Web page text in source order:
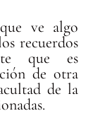
ve algo
recuerdos
que es
de otra
de la